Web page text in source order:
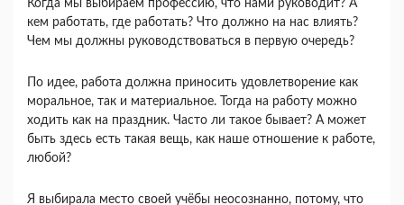
Когда мы выбираем профессию, что нами руководит? А
кем работать, где работать? Что должно на нас влиять?
Чем мы должны руководствоваться в первую очередь?
По идее, работа должна приносить удовлетворение как
моральное, так и материальное. Тогда на работу можно
ходить как на праздник. Часто ли такое бывает? А может
быть здесь есть такая вещь, как наше отношение к работе,
любой?
Я выбирала место своей учёбы неосознанно, потому, что